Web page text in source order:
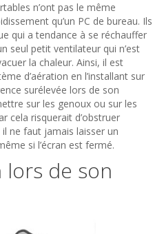
n’ont pas le même
qu’un PC de bureau. Ils
qui a tendance à se réchauffer
seul petit ventilateur qui n’est
la chaleur. Ainsi, il est
d’aération en l’installant sur
surélevée lors de son
sur les genoux ou sur les
cela risquerait d’obstruer
il ne faut jamais laisser un
si l’écran est fermé.
lors de son